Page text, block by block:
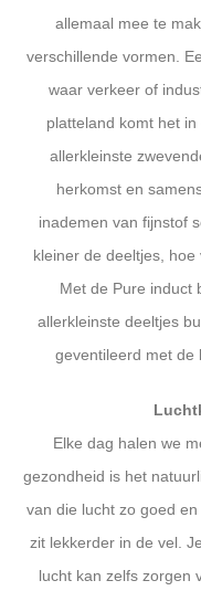
allemaal mee te
verschillende vormen.
waar verkeer of
platteland komt het
allerkleinste
herkomst en
inademen van fijnstof
kleiner de deeltjes, hoe
Met de Pure induct
allerkleinste deeltjes
geventileerd met de
Elke dag halen we
gezondheid is het
van die lucht zo goed
zit lekkerder in de vel.
lucht kan zelfs zorgen